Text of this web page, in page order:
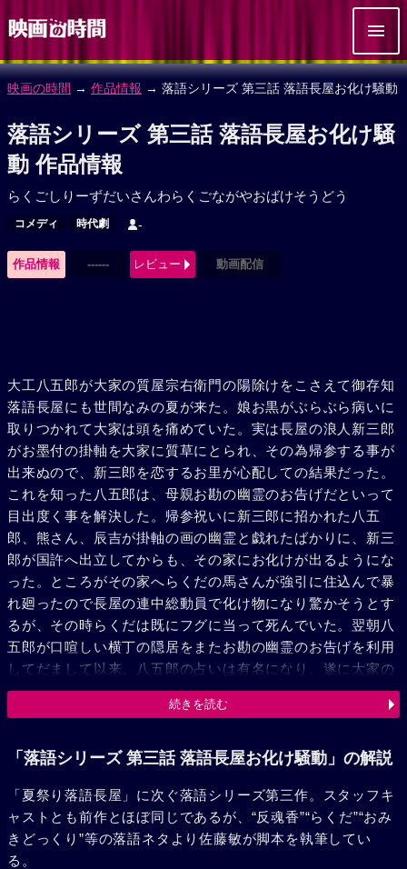
映画の時間 → 作品情報 → 落語シリーズ 第三話 落語長屋お化け騒動
落語シリーズ 第三話 落語長屋お化け騒
動 作品情報
らくごしりーずだいさんわらくごながやおばけそうどう
コメディ 時代劇 -
作品情報 ------ レビュー 動画配信
大工八五郎が大家の質屋宗右衛門の陽除けをこさえて御存知
落語長屋にも世間なみの夏が来た。娘お黒がぶらぶら病いに
取りつかれて大家は頭を痛めていた。実は長屋の浪人新三郎
がお墨付の掛軸を大家に質草にとられ、その為帰参する事が
出来ぬので、新三郎を恋するお里が心配しての結果だった。
これを知った八五郎は、母親お勘の幽霊のお告げだといって
目出度く事を解決した。帰参祝いに新三郎に招かれた八五
郎、熊さん、辰吉が掛軸の画の幽霊と戯れたばかりに、新三
郎が国許へ出立してからも、その家にお化けが出るようにな
った。ところがその家へらくだの馬さんが強引に住込んで暴
れ廻ったので長屋の連中総動員で化け物になり驚かそうとす
るが、その時らくだは既にフグに当って死んでいた。翌朝八
五郎が口喧しい横丁の隠居をまたお勘の幽霊のお告げを利用
してだまして以来、八五郎の占いは有名になり、遂に大家の
弟が経営している伊豆の温泉宿の大金紛失探しをせねばなら
ぬハメとなった。自信のない八五郎は旅仕度をして逃げ出そ
かれたお福は、つい出来心で客の胴巻に手を掛けたが、余り
同情した八五郎は、彼女を傷つけないように見事失せ物を探
し出した。
続きを読む
「落語シリーズ 第三話 落語長屋お化け騒動」の解説
「夏祭り落語長屋」に次ぐ落語シリーズ第三作。スタッフキ
ャストとも前作とほぼ同じであるが、“反魂香”“らくだ”“おみ
きどっくり”等の落語ネタより佐藤敏が脚本を執筆してい
る。